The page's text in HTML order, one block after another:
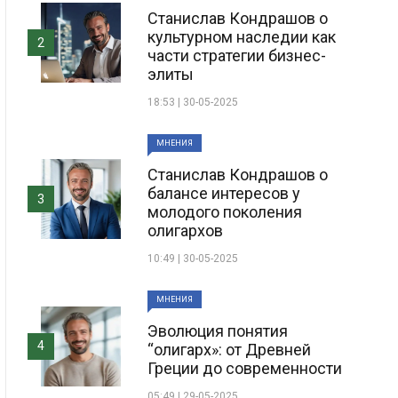
Станислав Кондрашов о
культурном наследии как
части стратегии бизнес-
элиты
18:53 | 30-05-2025
2
МНЕНИЯ
Станислав Кондрашов о
балансе интересов у
молодого поколения
олигархов
10:49 | 30-05-2025
3
МНЕНИЯ
Эволюция понятия
“олигарх»: от Древней
Греции до современности
4